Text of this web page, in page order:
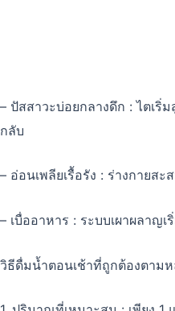
– ปัสสาวะบ่อยกลางดึก : ไตเริ่
กลับ
– อ่อนเพลียเรื้อรัง : ร่างกายสะ
– เบื่ออาหาร : ระบบเผาผลาญ
วิธีดื่มน้ำตอนเช้าที่ถูกต้องตาม